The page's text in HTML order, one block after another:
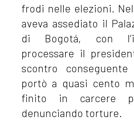
frodi nelle elezioni.
aveva assediato il
di Bogotá, con
processare il
scontro
portò a quasi cento
finito in carcere
denunciando torture.